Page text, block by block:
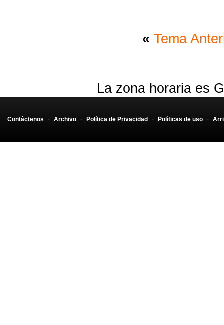
« Tema
La zona horaria es
Contáctenos - Archivo - Política de Privacidad - Políticas de uso -